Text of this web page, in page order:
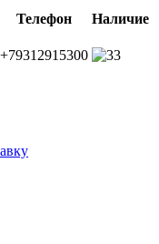
Телефон
Наличие
+79312915300
3